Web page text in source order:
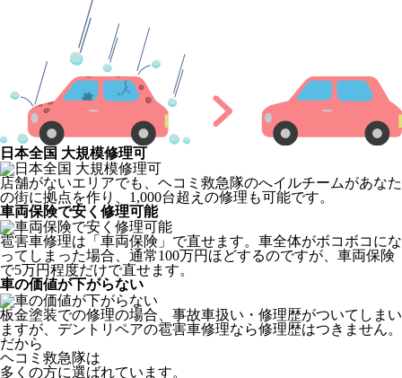
日本全国 大規模修理可
店舗がないエリアでも、ヘコミ救急隊のへイルチームがあなた
の街に拠点を作り、1,000台超えの修理も可能です。
車両保険で安く修理可能
雹害車修理は「車両保険」で直せます。車全体がボコボコにな
ってしまった場合、通常100万円ほどするのですが、車両保険
で5万円程度だけで直せます。
車の価値が下がらない
板金塗装での修理の場合、事故車扱い・修理歴がついてしまい
ますが、デントリペアの雹害車修理なら修理歴はつきません。
だから
ヘコミ救急隊は
多くの方に選ばれています。